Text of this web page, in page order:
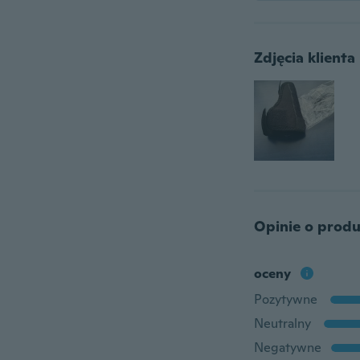
Zdjęcia klienta
Opinie o
oceny
Pozytywne
Neutralny
Negatywne